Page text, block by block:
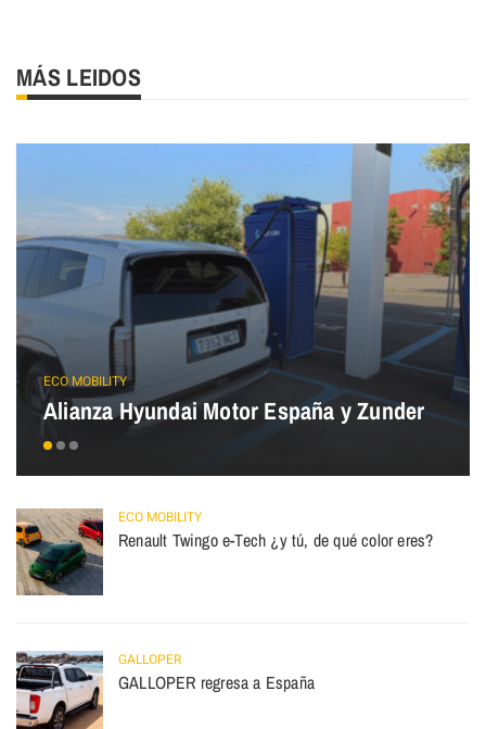
MÁS LEIDOS
ECO MOBILITY
Alianza Hyundai Motor España y Zunder
ECO MOBILITY
Renault Twingo e-Tech ¿y tú, de qué color eres?
GALLOPER
GALLOPER regresa a España